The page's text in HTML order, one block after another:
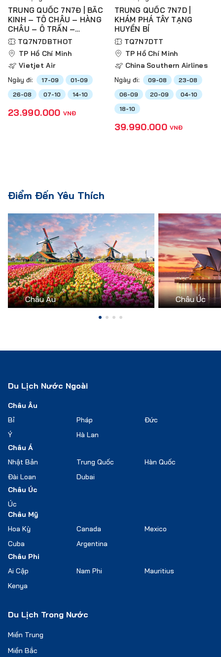
TRUNG QUỐC 7N7Đ | BẮC
KINH – TÔ CHÂU – HÀNG
CHÂU – Ô TRẤN –
THƯỢNG HẢI
TQ7N7DBTHOT
TP Hồ Chí Minh
Vietjet Air
Ngày đi: 17-09
01-09
26-08
07-10 14-10
23.990.000 VNĐ
TRUNG QUỐC 7N7D |
KHÁM PHÁ TÂY TẠNG
HUYỀN BÍ
TQ7N7DTT
TP Hồ Chí Minh
China Southern Airlines
Ngày đi: 09-08
23-08
06-09
20-09
04-10
18-10
39.990.000 VNĐ
Điểm Đến Yêu Thích
Châu Âu Châu Úc
Du Lịch Nước Ngoài
Châu Âu
Bỉ
Pháp
Đức
Ý
Hà Lan
Châu Á
Nhật Bản
Trung Quốc
Hàn Quốc
Đài Loan
Dubai
Châu Úc
Úc
Châu Mỹ
Hoa Kỳ
Canada
Mexico
Cuba
Argentina
Châu Phi
Ai Cập
Nam Phi
Mauritius
Kenya
Du Lịch Trong Nước
Miền Trung
Miền Bắc